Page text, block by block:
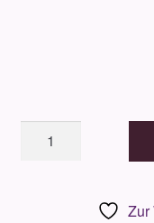
Gertraud
Zur